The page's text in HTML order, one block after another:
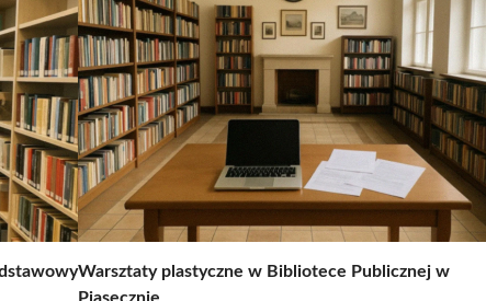
Warsztaty plastyczne w Bibliotece Publicznej w
Piasecznie